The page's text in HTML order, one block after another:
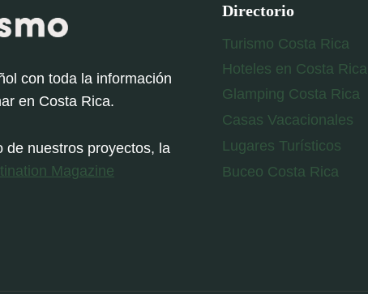
con toda la información
en Costa Rica.
de nuestros proyectos, la
Magazine
Directorio
Turismo Costa Rica
Hoteles en Costa Rica
Glamping Costa Rica
Casas Vacacionales
Lugares Turísticos
Buceo Costa Rica